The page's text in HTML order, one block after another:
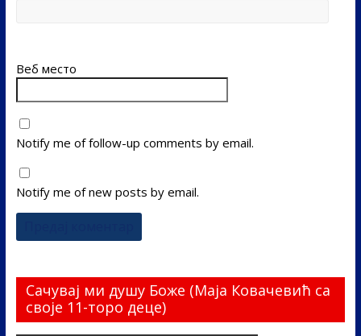
Веб место
Notify me of follow-up comments by email.
Notify me of new posts by email.
Сачувај ми душу Боже (Маја Ковачевић са
своје 11-торо деце)